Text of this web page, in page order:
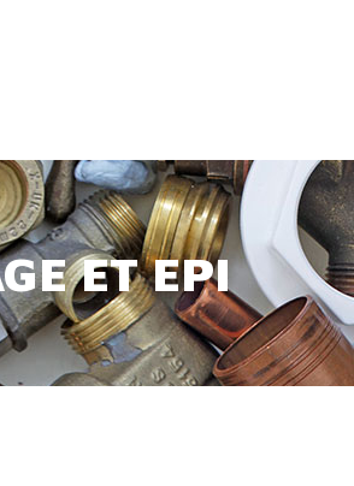
ET EPI